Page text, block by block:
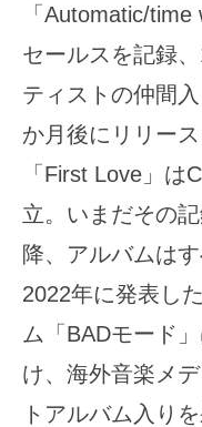
「Automatic/
セールスを記録
ティストの仲間
か月後にリリー
「First Love」は
立。いまだその
降、アルバムは
2022年に発表し
ム「BADモード
け、海外音楽メ
トアルバム入り